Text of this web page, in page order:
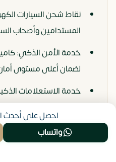
نقاط شحن السيارات
المستدامين وأصحاب
خدمة الأمن الذكي:
لضمان أعلى مستوى
خدمة الاستعلامات
والوحدات بسرعة وسهولة.
ما الذي يجعل
ايزار بلازا
احصل على أحدث
واتساب